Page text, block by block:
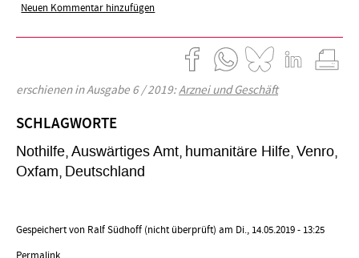
Neuen Kommentar hinzufügen
erschienen in Ausgabe 6 / 2019:Arznei und Geschäft
SCHLAGWORTE
Nothilfe Auswärtiges Amt humanitäre Hilfe Venro
Oxfam Deutschland
Gespeichert von Ralf Südhoff (nicht überprüft) am Di., 14.05.2019 - 13:25